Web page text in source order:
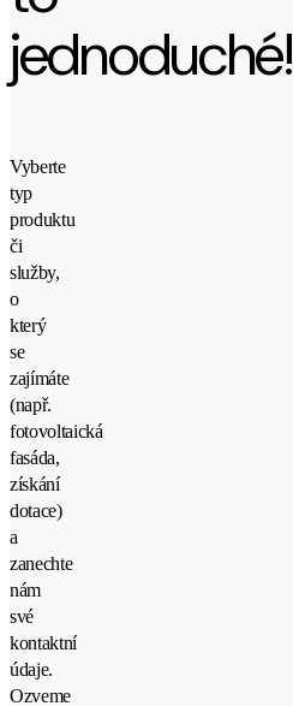
jednoduché!
Vyberte
typ
produktu
či
služby,
o
který
se
zajímáte
(např.
fotovoltaická
fasáda,
získání
dotace)
a
zanechte
nám
své
kontaktní
údaje.
Ozveme